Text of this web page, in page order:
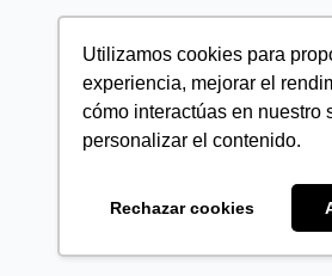
Utilizamos cookies para
experiencia, mejorar el
cómo interactúas en nuestro
personalizar el contenido.
Rechazar cookies